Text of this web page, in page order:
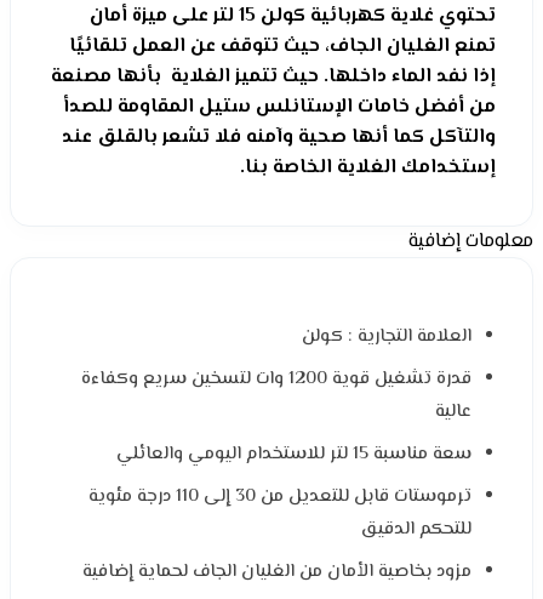
تحتوي غلاية كهربائية كولن 15 لتر على ميزة أمان
تمنع الغليان الجاف، حيث تتوقف عن العمل تلقائيًا
إذا نفد الماء داخلها. حيث تتميز الغلاية بأنها مصنعة
من أفضل خامات الإستانلس ستيل المقاومة للصدأ
والتآكل كما أنها صحية وآمنه فلا تشعر بالقلق عند
إستخدامك الغلاية الخاصة بنا.
معلومات إضافية
العلامة التجارية : كولن
قدرة تشغيل قوية 1200 وات لتسخين سريع وكفاءة
عالية
سعة مناسبة 15 لتر للاستخدام اليومي والعائلي
ترموستات قابل للتعديل من 30 إلى 110 درجة مئوية
للتحكم الدقيق
مزود بخاصية الأمان من الغليان الجاف لحماية إضافية